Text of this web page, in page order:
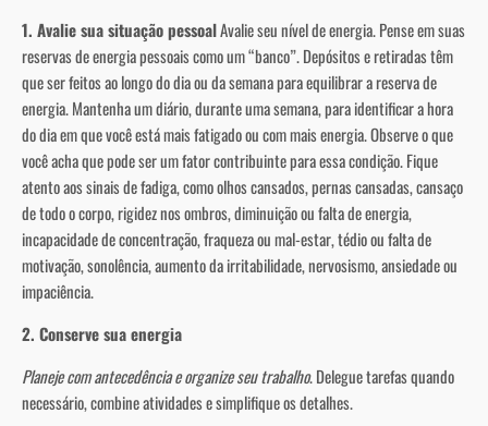
1. Avalie sua situação pessoalAvalie seu nível de energia. Pense em suas
reservas de energia pessoais como um “banco”. Depósitos e retiradas têm
que ser feitos ao longo do dia ou da semana para equilibrar a reserva de
energia. Mantenha um diário, durante uma semana, para identificar a hora
do dia em que você está mais fatigado ou com mais energia. Observe o que
você acha que pode ser um fator contribuinte para essa condição. Fique
atento aos sinais de fadiga, como olhos cansados, pernas cansadas, cansaço
de todo o corpo, rigidez nos ombros, diminuição ou falta de energia,
incapacidade de concentração, fraqueza ou mal-estar, tédio ou falta de
motivação, sonolência, aumento da irritabilidade, nervosismo, ansiedade ou
impaciência.
2. Conserve sua energia
Planeje com antecedência e organize seu trabalho. Delegue tarefas quando
necessário, combine atividades e simplifique os detalhes.